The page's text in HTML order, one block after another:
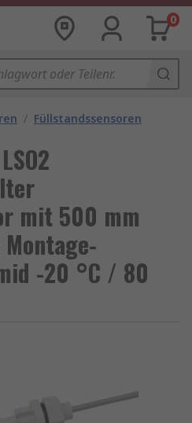
0
/ Füllstandssensoren
mit 500 mm
-20 °C / 80